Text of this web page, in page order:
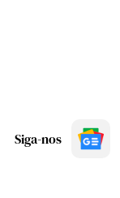
Siga-nos